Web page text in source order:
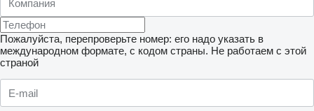
Пожалуйста, перепроверьте номер: его надо указать в
международном формате, с кодом страны. Не работаем с этой
страной